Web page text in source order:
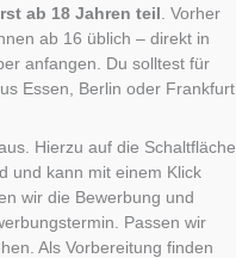
ab 18 Jahren teil . Vorher
ab 16 üblich – direkt in
anfangen. Du solltest für
Essen, Berlin oder Frankfurt
Hierzu auf die Schaltfläche
und kann mit einem Klick
wir die Bewerbung und
Passen wir
Als Vorbereitung finden